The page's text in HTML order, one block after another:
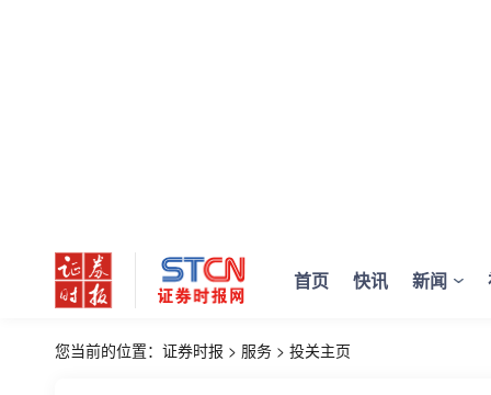
首页 快讯 新闻
您当前的位置： 证券时报 > 服务 > 投关主页